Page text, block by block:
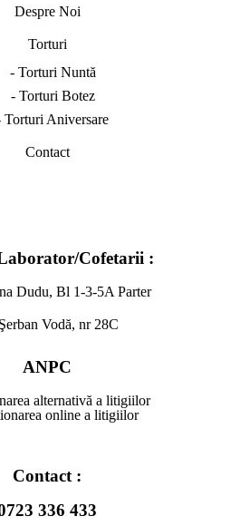
Despre Noi
Torturi
- Torturi Nuntă
- Torturi Botez
Aniversare
Contact
Cofetarii :
Dudu, Bl 1-3-5A Parter
Vodă, nr 28C
ANPC
Contact :
336 433